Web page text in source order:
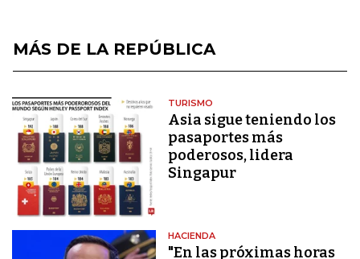
MÁS DE LA REPÚBLICA
TURISMO
Asia sigue teniendo los
pasaportes más
poderosos, lidera
Singapur
HACIENDA
"En las próximas horas